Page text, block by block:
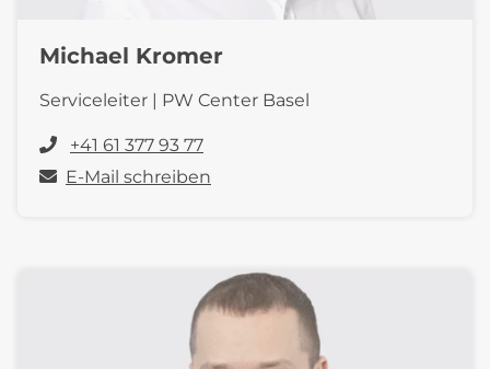
Michael Kromer
Serviceleiter | PW Center Basel
+41 61 377 93 77
E-Mail schreiben